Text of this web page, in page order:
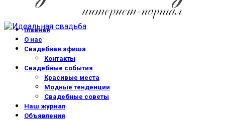
Главная
О нас
Свадебная афиша
Контакты
Свадебные события
Красивые места
Модные тенденции
Свадебные советы
Наш журнал
Объявления